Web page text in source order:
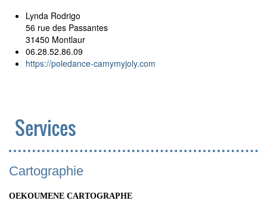
Lynda Rodrigo
56 rue des Passantes
31450 Montlaur
06.28.52.86.09
https://poledance-camymyjoly.com
Services
Cartographie
OEKOUMENE CARTOGRAPHE